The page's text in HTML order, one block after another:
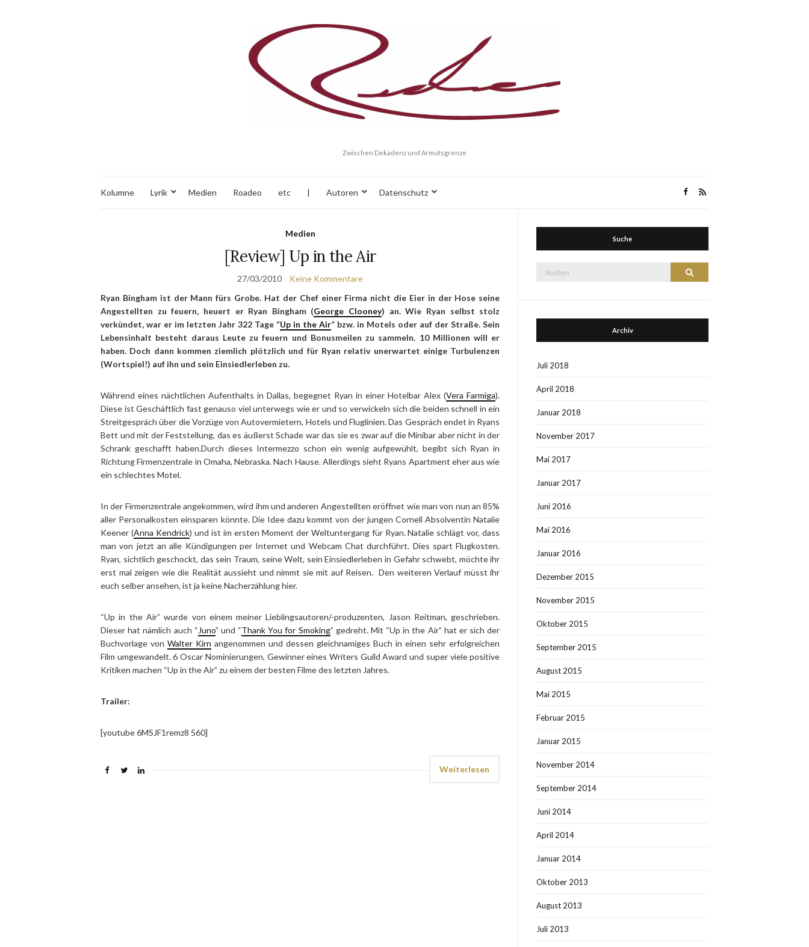
Zwischen Dekadenz und Armutsgrenze
Kolumne Lyrik Medien Roadeo etc | Autoren Datenschutz
Medien
[Review] Up in the Air
27/03/2010
Keine Kommentare
Ryan Bingham ist der Mann fürs Grobe. Hat der Chef einer Firma nicht die Eier in der Hose seine
Angestellten zu feuern, heuert er Ryan Bingham (George Clooney) an. Wie Ryan selbst stolz
verkündet, war er im letzten Jahr 322 Tage “Up in the Air” bzw. in Motels oder auf der Straße. Sein
Lebensinhalt besteht daraus Leute zu feuern und Bonusmeilen zu sammeln. 10 Millionen will er
haben. Doch dann kommen ziemlich plötzlich und für Ryan relativ unerwartet einige Turbulenzen
(Wortspiel!) auf ihn und sein Einsiedlerleben zu.
Während eines nächtlichen Aufenthalts in Dallas, begegnet Ryan in einer Hotelbar Alex (Vera Farmiga).
Diese ist Geschäftlich fast genauso viel unterwegs wie er und so verwickeln sich die beiden schnell in ein
Streitgespräch über die Vorzüge von Autovermietern, Hotels und Fluglinien. Das Gespräch endet in Ryans
Bett und mit der Feststellung, das es äußerst Schade war das sie es zwar auf die Minibar aber nicht in der
Schrank geschafft haben.Durch dieses Intermezzo schon ein wenig aufgewühlt, begibt sich Ryan in
Richtung Firmenzentrale in Omaha, Nebraska. Nach Hause. Allerdings sieht Ryans Apartment eher aus wie
ein schlechtes Motel.
In der Firmenzentrale angekommen, wird ihm und anderen Angestellten eröffnet wie man von nun an 85%
aller Personalkosten einsparen könnte. Die Idee dazu kommt von der jungen Cornell Absolventin Natalie
Keener (Anna Kendrick) und ist im ersten Moment der Weltuntergang für Ryan. Natalie schlägt vor, dass
man von jetzt an alle Kündigungen per Internet und Webcam Chat durchführt. Dies spart Flugkosten.
Ryan, sichtlich geschockt, das sein Traum, seine Welt, sein Einsiedlerleben in Gefahr schwebt, möchte ihr
erst mal zeigen wie die Realität aussieht und nimmt sie mit auf Reisen. Den weiteren Verlauf müsst ihr
euch selber ansehen, ist ja keine Nacherzählung hier.
“Up in the Air” wurde von einem meiner Lieblingsautoren/-produzenten, Jason Reitman, geschrieben.
Dieser hat nämlich auch “Juno” und “Thank You for Smoking” gedreht. Mit “Up in the Air” hat er sich der
Buchvorlage vonWalter Kirn angenommen und dessen gleichnamiges Buch in einen sehr erfolgreichen
Film umgewandelt. 6 Oscar Nominierungen, Gewinner eines Writers Guild Award und super viele positive
Kritiken machen “Up in the Air” zu einem der besten Filme des letzten Jahres.
Trailer:
[youtube 6MSJF1remz8 560]
Weiterlesen
Suche
Suchen
Archiv
Juli 2018
April 2018
Januar 2018
November 2017
Mai 2017
Januar 2017
Juni 2016
Mai 2016
Januar 2016
Dezember 2015
November 2015
Oktober 2015
September 2015
August 2015
Mai 2015
Februar 2015
Januar 2015
November 2014
September 2014
Juni 2014
April 2014
Januar 2014
Oktober 2013
August 2013
Juli 2013